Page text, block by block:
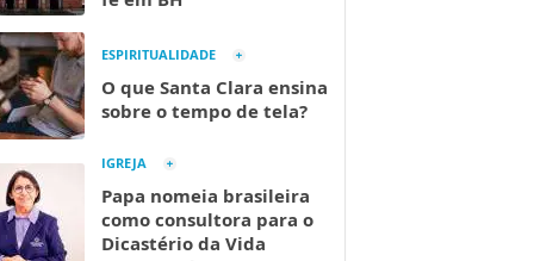
ESPIRITUALIDADE
O que Santa Clara ensina
sobre o tempo de tela?
IGREJA
Papa nomeia brasileira
como consultora para o
Dicastério da Vida